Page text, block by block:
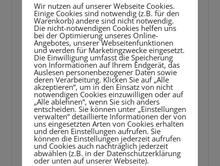
Wir nutzen auf unserer Webseite Cookies.
Einige Cookies sind notwendig (z.B. für den
Warenkorb) andere sind nicht notwendig.
Die nicht-notwendigen Cookies helfen uns
bei der Optimierung unseres Online-
Angebotes, unserer Webseitenfunktionen
und werden für Marketingzwecke eingesetzt.
Die Einwilligung umfasst die Speicherung
von Informationen auf Ihrem Endgerät, das
Auslesen personenbezogener Daten sowie
deren Verarbeitung. Klicken Sie auf „Alle
akzeptieren“, um in den Einsatz von nicht
notwendigen Cookies einzuwilligen oder auf
„Alle ablehnen“, wenn Sie sich anders
entscheiden. Sie können unter „Einstellungen
verwalten“ detaillierte Informationen der von
uns eingesetzten Arten von Cookies erhalten
und deren Einstellungen aufrufen. Sie
können die Einstellungen jederzeit aufrufen
und Cookies auch nachträglich jederzeit
abwählen (z.B. in der Datenschutzerklärung
oder unten auf unserer Webseite).